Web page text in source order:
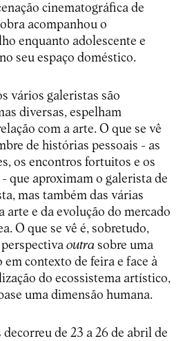
cinematográfica de
acompanhou o
enquanto adolescente e
seu espaço doméstico.
vários galeristas são
diversas, espelham
com a arte. O que se vê
de histórias pessoais - as
os encontros fortuitos e os
que aproximam o galerista de
mas também das várias
arte e da evolução do mercado
O que se vê é, sobretudo,
outrasobre uma
contexto de feira e face à
do ecossistema artístico,
uma dimensão humana.
de 23 a 26 de abril de